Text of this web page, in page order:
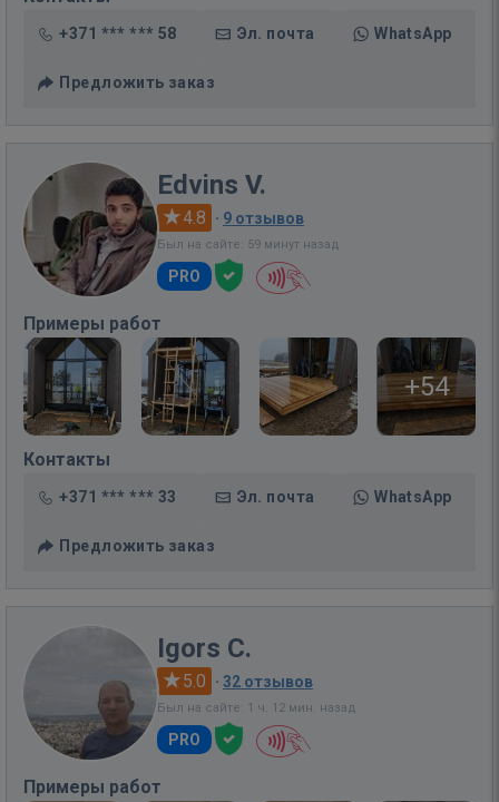
+371 *** *** 58 Эл. почта WhatsApp
Предложить заказ
Edvins V.
4.8 · 9 отзывов
Был на сайте: 59 минут назад
PRO
Примеры работ
+54
Контакты
+371 *** *** 33 Эл. почта WhatsApp
Предложить заказ
Igors C.
5.0 · 32 отзывов
Был на сайте: 1 ч. 12 мин. назад
PRO
Примеры работ